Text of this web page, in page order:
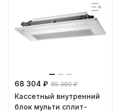
68 304 ₽ 85 380 ₽
Кассетный внутренний
блок мульти сплит-